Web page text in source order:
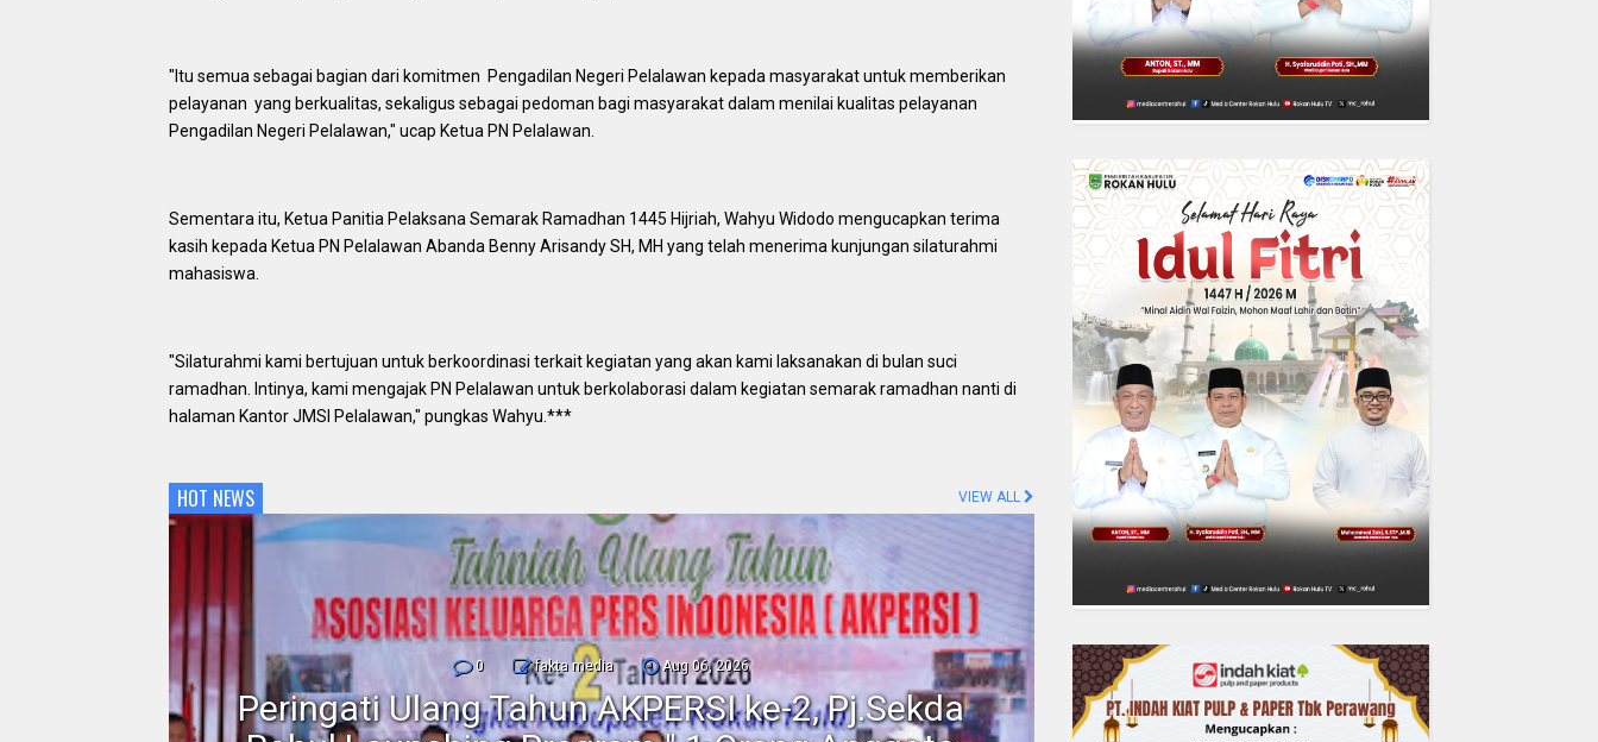
"Itu semua sebagai bagian dari komitmen Pengadilan Negeri Pelalawan kepada masyarakat untuk memberikan
pelayanan yang berkualitas, sekaligus sebagai pedoman bagi masyarakat dalam menilai kualitas pelayanan
Pengadilan Negeri Pelalawan," ucap Ketua PN Pelalawan.
Sementara itu, Ketua Panitia Pelaksana Semarak Ramadhan 1445 Hijriah, Wahyu Widodo mengucapkan terima
kasih kepada Ketua PN Pelalawan Abanda Benny Arisandy SH, MH yang telah menerima kunjungan silaturahmi
mahasiswa.
"Silaturahmi kami bertujuan untuk berkoordinasi terkait kegiatan yang akan kami laksanakan di bulan suci
ramadhan. Intinya, kami mengajak PN Pelalawan untuk berkolaborasi dalam kegiatan semarak ramadhan nanti di
halaman Kantor JMSI Pelalawan," pungkas Wahyu.***
HOT NEWS VIEW ALL
0 fakta media Aug 06, 2026
Peringati Ulang Tahun AKPERSI ke-2, Pj.Sekda
fakta media
Polres Inhil bersama Pemkab